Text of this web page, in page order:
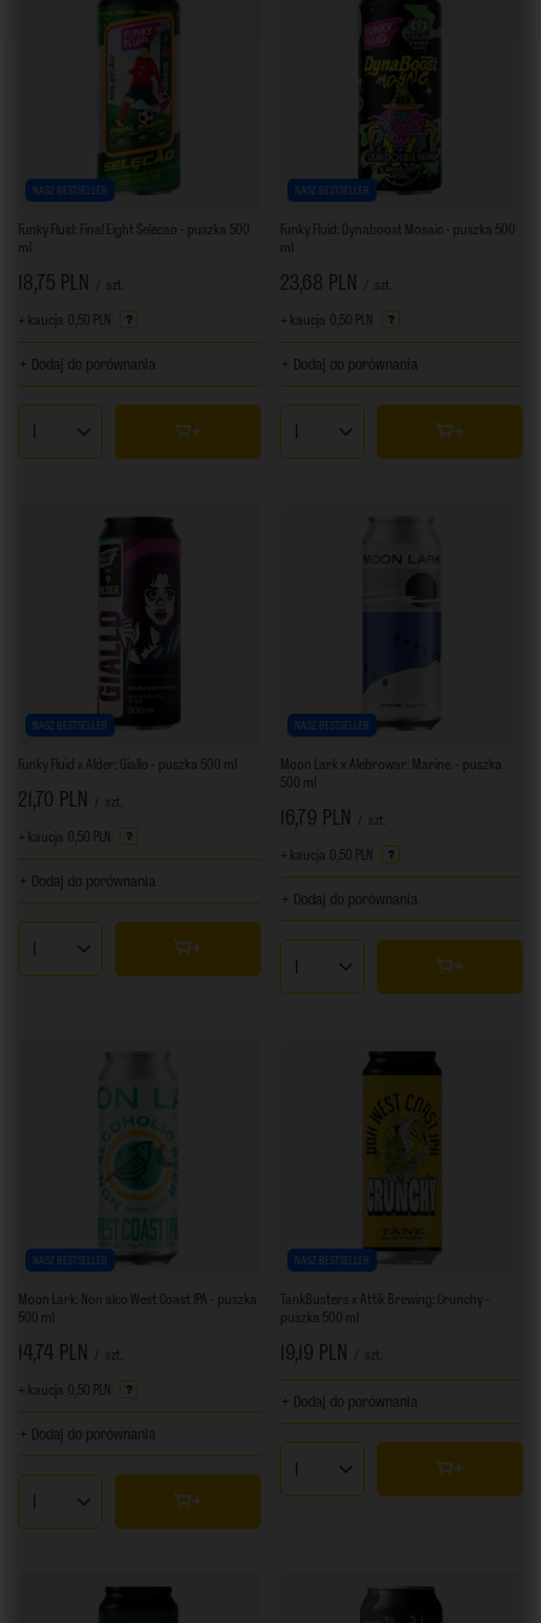
NASZ BESTSELLER
Funky Fluid: Final Eight Selecao - puszka 500
ml
18,75 PLN szt.
+ kaucja 0,50 PLN
+ Dodaj do porównania
Ilość produktów
NASZ BESTSELLER
Funky Fluid: Dynaboost Mosaic - puszka 500
ml
23,68 PLN szt.
+ kaucja 0,50 PLN
+ Dodaj do porównania
Ilość produktów
NASZ BESTSELLER
Funky Fluid x Alder: Giallo - puszka 500 ml
21,70 PLN szt.
+ kaucja 0,50 PLN
+ Dodaj do porównania
Ilość produktów
NASZ BESTSELLER
Moon Lark x Alebrowar: Marine. - puszka
500 ml
16,79 PLN szt.
+ kaucja 0,50 PLN
+ Dodaj do porównania
Ilość produktów
NASZ BESTSELLER
Moon Lark: Non alco West Coast IPA - puszka
500 ml
14,74 PLN szt.
+ kaucja 0,50 PLN
+ Dodaj do porównania
Ilość produktów
NASZ BESTSELLER
TankBusters x Attik Brewing: Crunchy -
puszka 500 ml
19,19 PLN szt.
+ Dodaj do porównania
Ilość produktów